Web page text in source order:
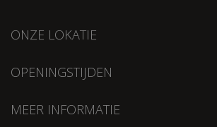
ONZE LOKATIE
OPENINGSTIJDEN
MEER INFORMATIE